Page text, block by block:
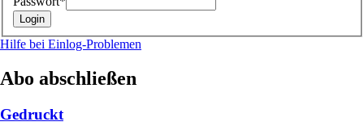
Hilfe bei Einlog-Problemen
Abo abschließen
Gedruckt